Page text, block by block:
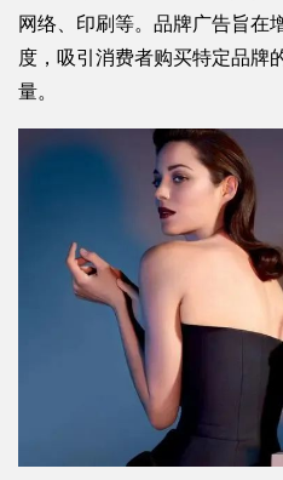
网络、印刷等。品牌广告旨在
度，吸引消费者购买特定品牌
量。